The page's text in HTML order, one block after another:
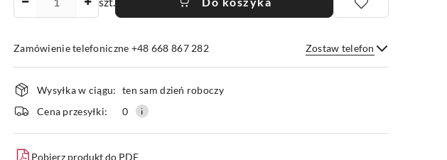
Zamówienie telefoniczne +48 668 867 282 Zostaw telefon
Wyślij
Dostępność
i
dostawa
Wysyłka w ciągu: ten sam dzień roboczy
Cena przesyłki:
0
Pobierz produkt do PDF